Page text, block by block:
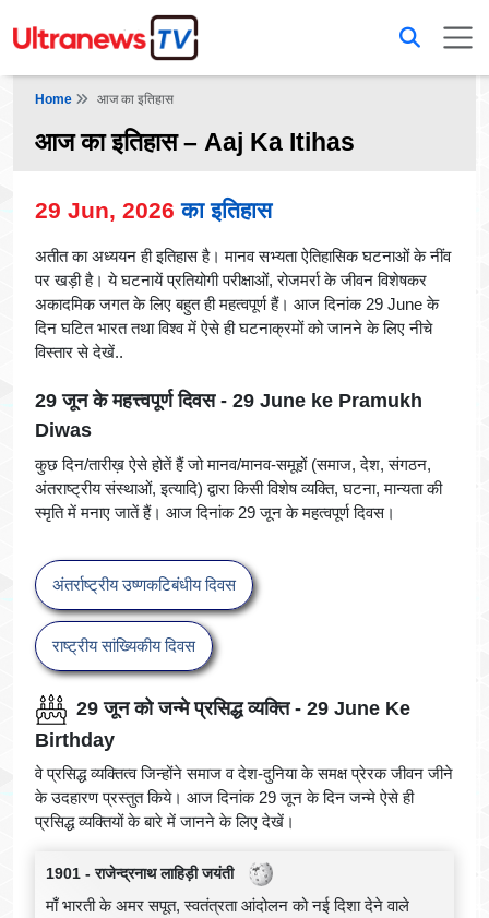
Home आज का इतिहास
आज का इतिहास – Aaj Ka Itihas
29 Jun, 2026 का इतिहास
अतीत का अध्ययन ही इतिहास है। मानव सभ्यता ऐतिहासिक घटनाओं के नींव
पर खड़ी है। ये घटनायें प्रतियोगी परीक्षाओं, रोजमर्रा के जीवन विशेषकर
अकादमिक जगत के लिए बहुत ही महत्वपूर्ण हैं। आज दिनांक 29 June के
दिन घटित भारत तथा विश्व में ऐसे ही घटनाक्रमों को जानने के लिए नीचे
विस्तार से देखें..
29 जून के महत्त्वपूर्ण दिवस - 29 June ke Pramukh
Diwas
कुछ दिन/तारीख़ ऐसे होतें हैं जो मानव/मानव-समूहों (समाज, देश, संगठन,
अंतराष्ट्रीय संस्थाओं, इत्यादि) द्वारा किसी विशेष व्यक्ति, घटना, मान्यता की
स्मृति में मनाए जातें हैं। आज दिनांक 29 जून के महत्वपूर्ण दिवस।
अंतर्राष्ट्रीय उष्णकटिबंधीय दिवस
राष्ट्रीय सांख्यिकीय दिवस
29 जून को जन्मे प्रसिद्ध व्यक्ति - 29 June Ke
Birthday
वे प्रसिद्ध व्यक्तित्व जिन्होंने समाज व देश-दुनिया के समक्ष प्रेरक जीवन जीने
के उदहारण प्रस्तुत किये। आज दिनांक 29 जून के दिन जन्मे ऐसे ही
प्रसिद्ध व्यक्तियों के बारे में जानने के लिए देखें।
1901 - राजेन्द्रनाथ लाहिड़ी जयंती
माँ भारती के अमर सपूत, स्वतंत्रता आंदोलन को नई दिशा देने वाले